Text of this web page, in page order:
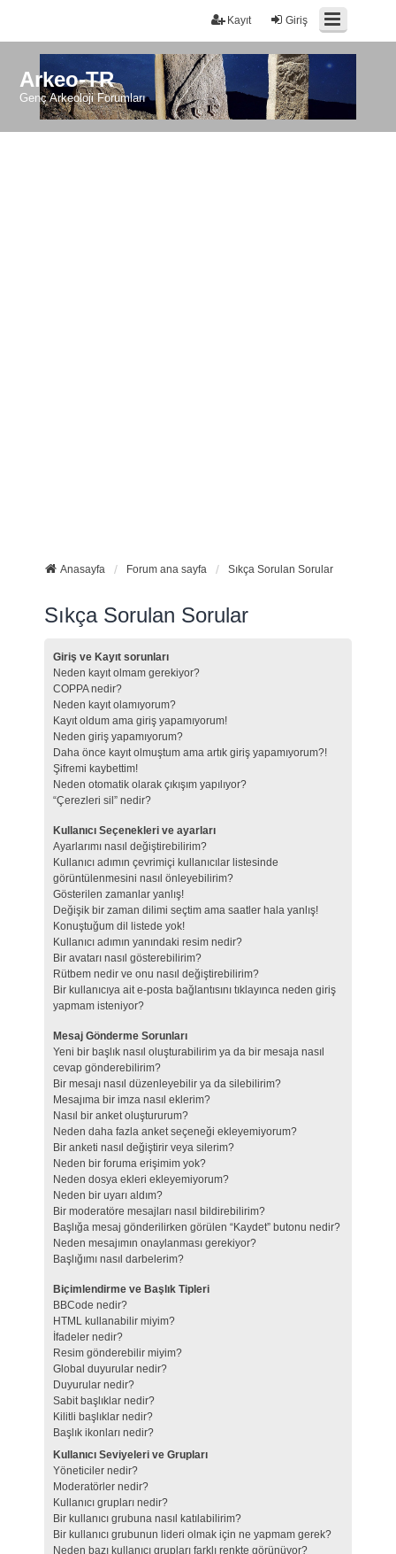
Giriş
Kayıt
Arkeo-TR
Genç Arkeoloji Forumları
Anasayfa Forum ana sayfa Sıkça Sorulan Sorular
Sıkça Sorulan Sorular
Giriş ve Kayıt sorunları
Neden kayıt olmam gerekiyor?
COPPA nedir?
Neden kayıt olamıyorum?
Kayıt oldum ama giriş yapamıyorum!
Neden giriş yapamıyorum?
Daha önce kayıt olmuştum ama artık giriş yapamıyorum?!
Şifremi kaybettim!
Neden otomatik olarak çıkışım yapılıyor?
“Çerezleri sil” nedir?
Kullanıcı Seçenekleri ve ayarları
Ayarlarımı nasıl değiştirebilirim?
Kullanıcı adımın çevrimiçi kullanıcılar listesinde
görüntülenmesini nasıl önleyebilirim?
Gösterilen zamanlar yanlış!
Değişik bir zaman dilimi seçtim ama saatler hala yanlış!
Konuştuğum dil listede yok!
Kullanıcı adımın yanındaki resim nedir?
Bir avatarı nasıl gösterebilirim?
Rütbem nedir ve onu nasıl değiştirebilirim?
Bir kullanıcıya ait e-posta bağlantısını tıklayınca neden giriş
yapmam isteniyor?
Mesaj Gönderme Sorunları
Yeni bir başlık nasıl oluşturabilirim ya da bir mesaja nasıl
cevap gönderebilirim?
Bir mesajı nasıl düzenleyebilir ya da silebilirim?
Mesajıma bir imza nasıl eklerim?
Nasıl bir anket oluştururum?
Neden daha fazla anket seçeneği ekleyemiyorum?
Bir anketi nasıl değiştirir veya silerim?
Neden bir foruma erişimim yok?
Neden dosya ekleri ekleyemiyorum?
Neden bir uyarı aldım?
Bir moderatöre mesajları nasıl bildirebilirim?
Başlığa mesaj gönderilirken görülen “Kaydet” butonu nedir?
Neden mesajımın onaylanması gerekiyor?
Başlığımı nasıl darbelerim?
Biçimlendirme ve Başlık Tipleri
BBCode nedir?
HTML kullanabilir miyim?
İfadeler nedir?
Resim gönderebilir miyim?
Global duyurular nedir?
Duyurular nedir?
Sabit başlıklar nedir?
Kilitli başlıklar nedir?
Başlık ikonları nedir?
Kullanıcı Seviyeleri ve Grupları
Yöneticiler nedir?
Moderatörler nedir?
Kullanıcı grupları nedir?
Bir kullanıcı grubuna nasıl katılabilirim?
Bir kullanıcı grubunun lideri olmak için ne yapmam gerek?
Neden bazı kullanıcı grupları farklı renkte görünüyor?